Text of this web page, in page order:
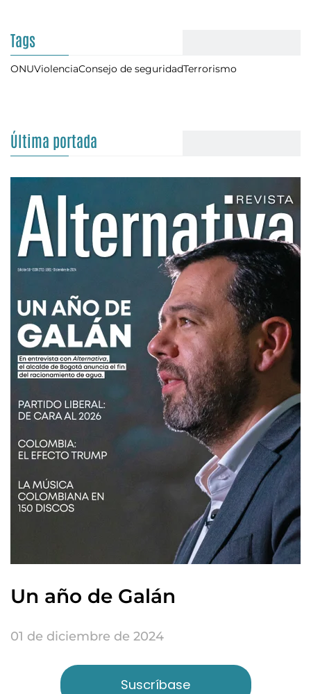
Tags
ONUViolenciaConsejo de seguridadTerrorismo
Última portada
Un año de Galán
01 de diciembre de 2024
Suscríbase